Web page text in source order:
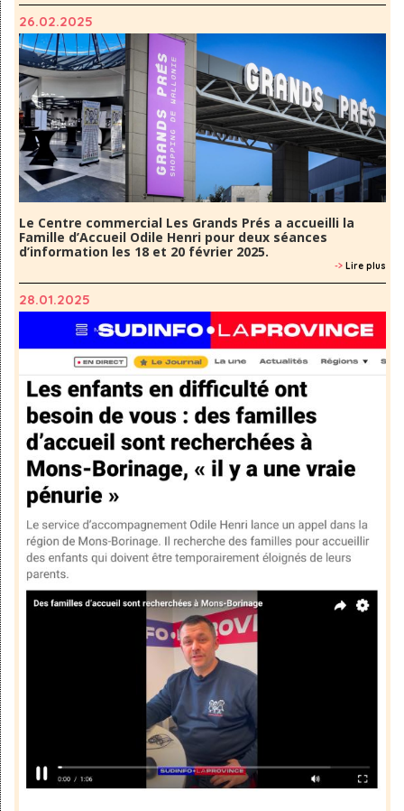
26.02.2025
Le Centre commercial Les Grands Prés a accueilli la
Famille d’Accueil Odile Henri pour deux séances
d’information les 18 et 20 février 2025.
-> Lire plus
28.01.2025